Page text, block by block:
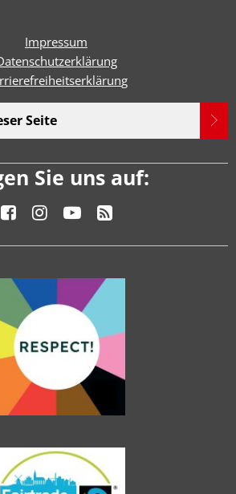
Impressum
g
Seite
Sie uns auf: